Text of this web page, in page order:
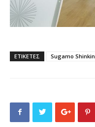
ΕΤΙΚΕΤΕΣ Sugamo Shinkin